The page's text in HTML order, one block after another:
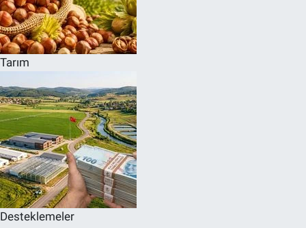
Tarım
Desteklemeler